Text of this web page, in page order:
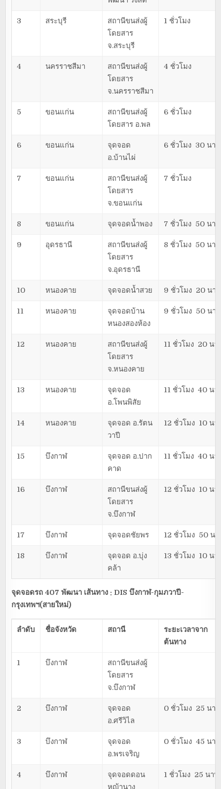
3 สระบุรี
สถานีขนส่งผู้
โดยสาร
จ.สระบุรี
1 ชั่วโมง
4 นครราชสีมา
สถานีขนส่งผู้
โดยสาร
จ.นครราชสีมา
4 ชั่วโมง
5 ขอนแก่น
สถานีขนส่งผู้
โดยสาร อ.พล
6 ชั่วโมง
6 ขอนแก่น
จุดจอด
อ.บ้านไผ่
6 ชั่วโมง 30 นาที
7 ขอนแก่น
สถานีขนส่งผู้
โดยสาร
จ.ขอนแก่น
7 ชั่วโมง
8 ขอนแก่น จุดจอดน้ำพอง 7 ชั่วโมง 50 นาที
9 อุดรธานี
สถานีขนส่งผู้
โดยสาร
จ.อุดรธานี
8 ชั่วโมง 50 นาที
10 หนองคาย จุดจอดน้ำสวย 9 ชั่วโมง 20 นาที
11 หนองคาย
จุดจอดบ้าน
หนองสองห้อง
9 ชั่วโมง 50 นาที
12 หนองคาย
สถานีขนส่งผู้
โดยสาร
จ.หนองคาย
11 ชั่วโมง 20 นา
13 หนองคาย
จุดจอด
อ.โพนพิสัย
11 ชั่วโมง 40 นา
14 หนองคาย
จุดจอด อ.รัตน
วาปี
12 ชั่วโมง 10 นา
15 บึงกาฬ
จุดจอด อ.ปาก
คาด
11 ชั่วโมง 40 นา
16 บึงกาฬ
สถานีขนส่งผู้
โดยสาร
จ.บึงกาฬ
12 ชั่วโมง 10 นา
17 บึงกาฬ จุดจอดชัยพร 12 ชั่วโมง 50 น
18 บึงกาฬ
จุดจอด อ.บุ่ง
คล้า
13 ชั่วโมง 10 นา
จุดจอดรถ 407 พัฒนา เส้นทาง : DISบึงกาฬ-กุมภวาปี-
กรุงเทพฯ(สายใหม่)
ลำดับ ชื่อจังหวัด สถานี
ระยะเวลาจาก
ต้นทาง
1 บึงกาฬ
สถานีขนส่งผู้
โดยสาร
จ.บึงกาฬ
2 บึงกาฬ
จุดจอด
อ.ศรีวิไล
0 ชั่วโมง 25 นาที
3 บึงกาฬ
จุดจอด
อ.พรเจริญ
0 ชั่วโมง 45 นาที
4 บึงกาฬ
จุดจอดดอน
หญ้านาง
1 ชั่วโมง 25 นาที